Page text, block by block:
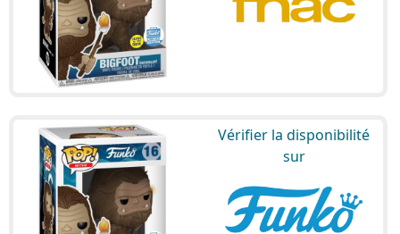
Vérifier la disponibilité
sur